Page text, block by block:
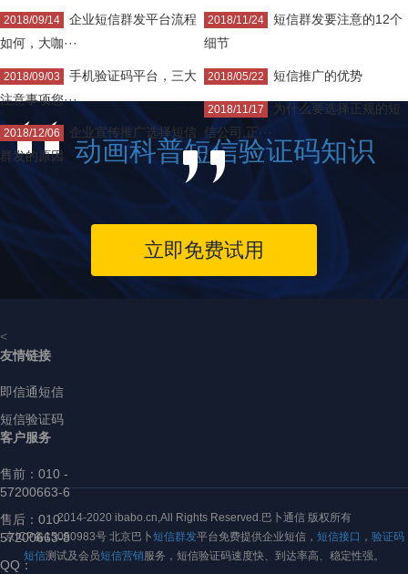
2018/09/14
企业短信群发平台流程
如何，大咖···
2018/09/03
手机验证码平台，三大
注意事项您···
2018/12/06
企业宣传推广选择短信
群发的原因
2018/11/24
短信群发要注意的12个
细节
2018/05/22 短信推广的优势
2018/11/17
为什么要选择正规的短
信公司,正···
动画科普短信验证码知识
立即免费试用
<
友情链接
即信通短信
短信验证码
客户服务
售前： 010 -
57200663-6
售后：010 -
57200663-8
QQ：
2014-2020 ibabo.cn,All Rights Reserved.巴卜通信 版权所有
京ICP备15050983号 北京巴卜短信群发平台免费提供企业短信， 短信接口 ， 验证码
短信测试及会员短信营销服务，短信验证码速度快、到达率高、稳定性强。